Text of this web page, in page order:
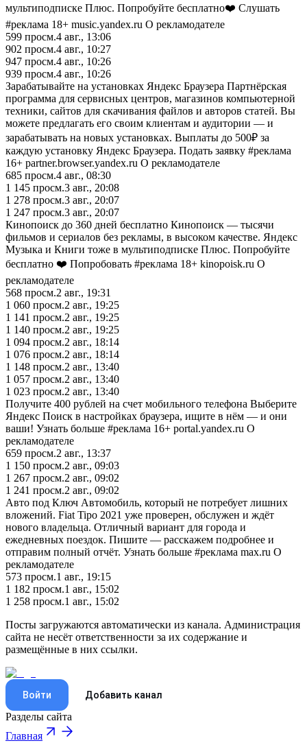
мультиподписке Плюс. Попробуйте бесплатно❤️ Слушать
#реклама 18+ music.yandex.ru О рекламодателе
599 просм.4 авг., 13:06
902 просм.4 авг., 10:27
947 просм.4 авг., 10:26
939 просм.4 авг., 10:26
Зарабатывайте на установках Яндекс Браузера Партнёрская
программа для сервисных центров, магазинов компьютерной
техники, сайтов для скачивания файлов и авторов статей. Вы
можете предлагать его своим клиентам и аудитории — и
зарабатывать на новых установках. Выплаты до 500₽ за
каждую установку Яндекс Браузера. Подать заявку #реклама
16+ partner.browser.yandex.ru О рекламодателе
685 просм.4 авг., 08:30
1 145 просм.3 авг., 20:08
1 278 просм.3 авг., 20:07
1 247 просм.3 авг., 20:07
Кинопоиск до 360 дней бесплатно Кинопоиск — тысячи
фильмов и сериалов без рекламы, в высоком качестве. Яндекс
Музыка и Книги тоже в мультиподписке Плюс. Попробуйте
бесплатно ❤️ Попробовать #реклама 18+ kinopoisk.ru О
рекламодателе
568 просм.2 авг., 19:31
1 060 просм.2 авг., 19:25
1 141 просм.2 авг., 19:25
1 140 просм.2 авг., 19:25
1 094 просм.2 авг., 18:14
1 076 просм.2 авг., 18:14
1 148 просм.2 авг., 13:40
1 057 просм.2 авг., 13:40
1 023 просм.2 авг., 13:40
Получите 400 рублей на счет мобильного телефона Выберите
Яндекс Поиск в настройках браузера, ищите в нём — и они
ваши! Узнать больше #реклама 16+ portal.yandex.ru О
рекламодателе
659 просм.2 авг., 13:37
1 150 просм.2 авг., 09:03
1 267 просм.2 авг., 09:02
1 241 просм.2 авг., 09:02
Авто под Ключ Автомобиль, который не потребует лишних
вложений. Fiat Tipo 2021 уже проверен, обслужен и ждёт
нового владельца. Отличный вариант для города и
ежедневных поездок. Пишите — расскажем подробнее и
отправим полный отчёт. Узнать больше #реклама max.ru О
рекламодателе
573 просм.1 авг., 19:15
1 182 просм.1 авг., 15:02
1 258 просм.1 авг., 15:02
Посты загружаются автоматически из канала. Администрация
сайта не несёт ответственности за их содержание и
размещённые в них ссылки.
Войти Добавить канал
Разделы сайта
Главная